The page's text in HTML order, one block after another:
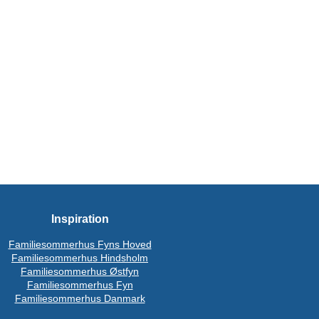
Inspiration
Familiesommerhus Fyns Hoved
Familiesommerhus Hindsholm
Familiesommerhus Østfyn
Familiesommerhus Fyn
Familiesommerhus Danmark